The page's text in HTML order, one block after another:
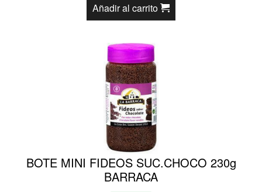
Añadir al carrito
BOTE MINI FIDEOS SUC.CHOCO 230g
BARRACA